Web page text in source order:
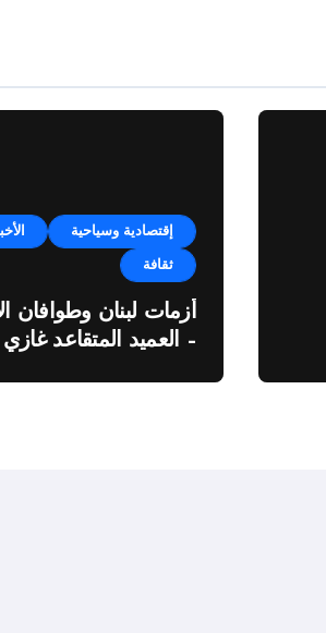
إقتصادية وسياحية
ثقافة
أزمات لبنان وطوافان
– العميد المتقاعد